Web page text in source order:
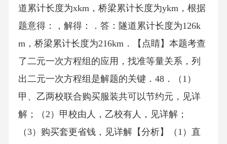
道累计长度为xkm，桥梁累计长度为ykm，根据
题意得：，解得：．答：隧道累计长度为126k
m，桥梁累计长度为216km．【点睛】本题考查
了二元一次方程组的应用，找准等量关系，列
出二元一次方程组是解题的关键．48．（1）
甲、乙两校联合购买服装共可以节约元，见详
解；（2）甲校由人，乙校有人，见详解；
（3）购买套更省钱，见详解【分析】（1）直